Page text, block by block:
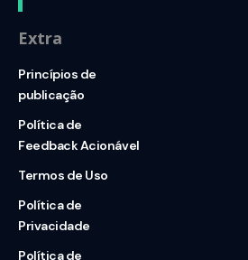
Extra
Princípios de
publicação
Política de
Feedback Acionável
Termos de Uso
Política de
Privacidade
Política de